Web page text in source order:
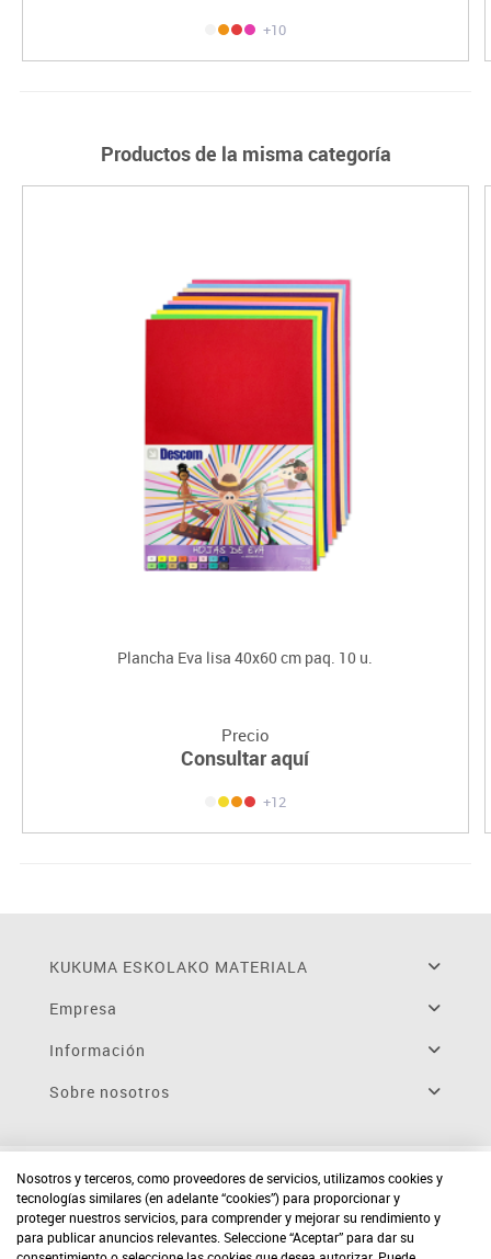
+10
Productos de la misma categoría
Plancha Eva lisa 40x60 cm paq. 10 u.
Precio
Consultar aquí
+12
KUKUMA ESKOLAKO MATERIALA
Empresa
Información
Sobre nosotros
Nosotros y terceros, como proveedores de servicios, utilizamos cookies y
tecnologías similares (en adelante “cookies”) para proporcionar y
proteger nuestros servicios, para comprender y mejorar su rendimiento y
para publicar anuncios relevantes. Seleccione “Aceptar” para dar su